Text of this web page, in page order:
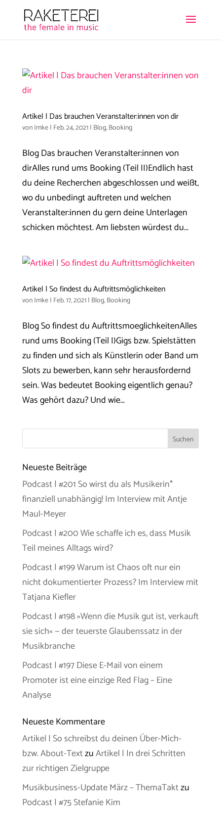
Artikel | Das brauchen Veranstalter:innen von dir
vonImke| Feb. 24, 2021| Blog,Booking
Blog Das brauchen Veranstalter:innen von
dirAlles rund ums Booking (Teil II)Endlich hast
du deine Recherchen abgeschlossen und weißt,
wo du unbedingt auftreten und welchen
Veranstalter:innen du gern deine Unterlagen
schicken möchtest. Am liebsten würdest du...
Artikel | So findest du Auftrittsmöglichkeiten
vonImke| Feb. 17, 2021| Blog,Booking
Blog So findest du AuftrittsmoeglichkeitenAlles
rund ums Booking (Teil I)Gigs bzw. Spielstätten
zu finden und sich als Künstlerin oder Band um
Slots zu bewerben, kann sehr herausfordernd
sein. Was bedeutet Booking eigentlich genau?
Was gehört dazu? Und wie...
Neueste Beiträge
Podcast | #201 So wirst du als Musikerin*
finanziell unabhängig! Im Interview mit Antje
Maul-Meyer
Podcast | #200 Wie schaffe ich es, dass Musik
Teil meines Alltags wird?
Podcast | #199 Warum ist Chaos oft nur ein
nicht dokumentierter Prozess? Im Interview mit
Tatjana Kiefler
Podcast | #198 »Wenn die Musik gut ist, verkauft
sie sich« — der teuerste Glaubenssatz in der
Musikbranche
Podcast | #197 Diese E-Mail von einem
Promoter ist eine einzige Red Flag – Eine
Analyse
Neueste Kommentare
Artikel | So schreibst du deinen Über-Mich-
bzw. About-TextzuArtikel | In drei Schritten
zur richtigen Zielgruppe
Musikbusiness-Update März – ThemaTaktzu
Podcast | #75 Stefanie Kim